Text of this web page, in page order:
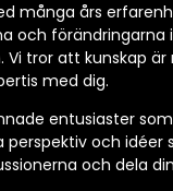
många års
förändringarna
tror att kunskap
med dig.
entusiaster
och idéer
och dela